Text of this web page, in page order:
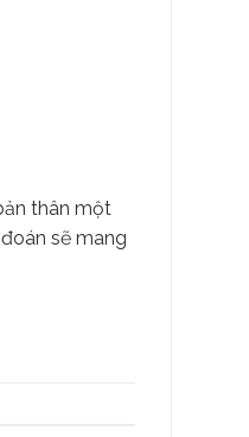
thân một
sẽ mang